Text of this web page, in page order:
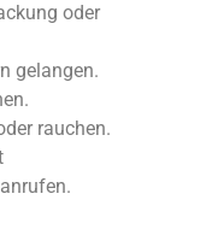
oder
gelangen.
rauchen.